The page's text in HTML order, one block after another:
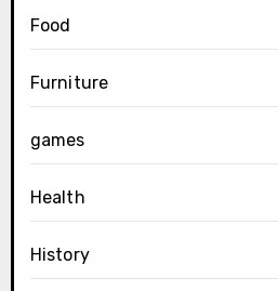
Food
Furniture
games
Health
History